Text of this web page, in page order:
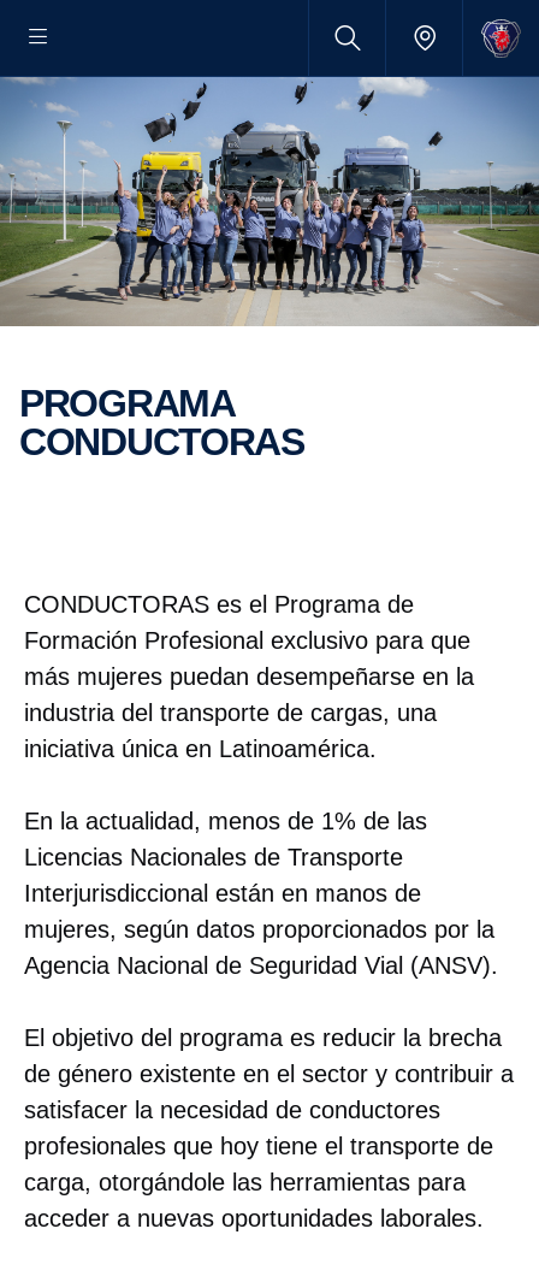
PROGRAMA
CONDUCTORAS
CONDUCTORAS es el Programa de
Formación Profesional exclusivo para que
más mujeres puedan desempeñarse en la
industria del transporte de cargas, una
iniciativa única en Latinoamérica.
En la actualidad, menos de 1% de las
Licencias Nacionales de Transporte
Interjurisdiccional están en manos de
mujeres, según datos proporcionados por la
Agencia Nacional de Seguridad Vial (ANSV).
El objetivo del programa es reducir la brecha
de género existente en el sector y contribuir a
satisfacer la necesidad de conductores
profesionales que hoy tiene el transporte de
carga, otorgándole las herramientas para
acceder a nuevas oportunidades laborales.